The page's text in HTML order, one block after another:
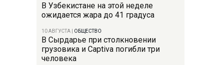
В Узбекистане на этой неделе
ожидается жара до 41 градуса
10 АВГУСТА ОБЩЕСТВО
В Сырдарье при столкновении
грузовика и Captiva погибли три
человека